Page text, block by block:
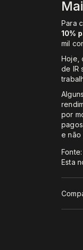
Para
10%
mil
Hoje,
de IR
por
e não
Esta